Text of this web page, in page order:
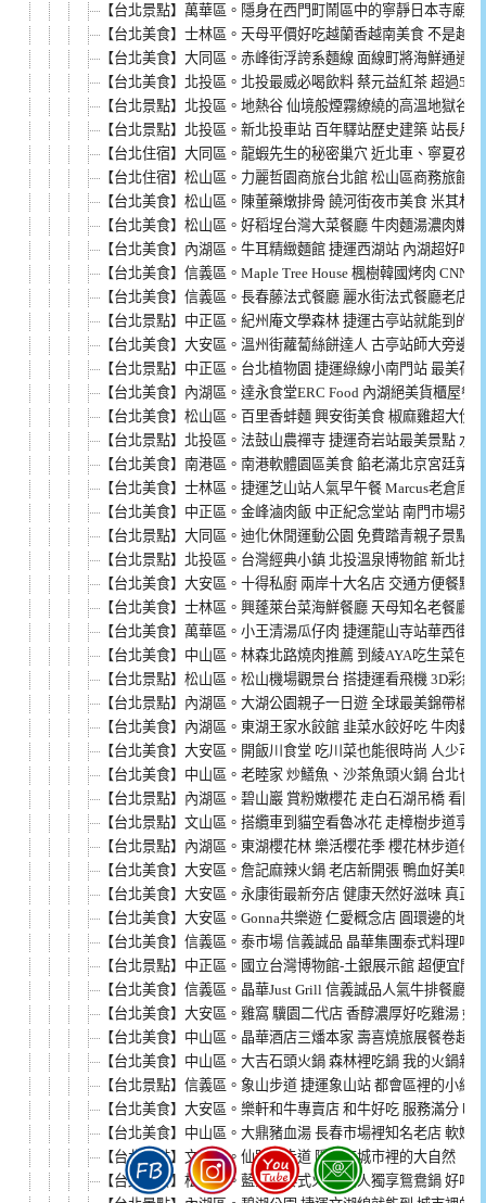
【台北景點】萬華區。隱身在西門町鬧區中的寧靜日本寺廟
【台北美食】士林區。天母平價好吃越蘭香越南美食 不是越
【台北美食】大同區。赤峰街浮誇系麵線 面線町將海鮮通通
【台北美食】北投區。北投最威必喝飲料 蔡元益紅茶 超過50
【台北景點】北投區。地熱谷 仙境般煙霧繚繞的高溫地獄谷
【台北景點】北投區。新北投車站 百年驛站歷史建築 站長月
【台北住宿】大同區。龍蝦先生的秘密巢穴 近北車、寧夏夜
【台北住宿】松山區。力麗哲園商旅台北館 松山區商務旅館
【台北美食】松山區。陳董藥燉排骨 饒河街夜市美食 米其林
【台北美食】松山區。好稻埕台灣大菜餐廳 牛肉麵湯濃肉嫩
【台北美食】內湖區。牛耳精緻麵館 捷運西湖站 內湖超好吃
【台北美食】信義區。Maple Tree House 楓樹韓國烤肉
【台北美食】信義區。長春藤法式餐廳 麗水街法式餐廳老店
【台北景點】中正區。紀州庵文學森林 捷運古亭站就能到的
【台北美食】大安區。溫州街蘿蔔絲餅達人 古亭站師大旁邊
【台北景點】中正區。台北植物園 捷運綠線小南門站 最美荷
【台北美食】內湖區。達永食堂ERC Food 內湖絕美貨櫃屋餐
【台北美食】松山區。百里香蚌麵 興安街美食 椒麻雞超大份
【台北景點】北投區。法鼓山農禪寺 捷運奇岩站最美景點 水
【台北美食】南港區。南港軟體園區美食 餡老滿北京宮廷菜
【台北美食】士林區。捷運芝山站人氣早午餐 Marcus老倉庫
【台北美食】中正區。金峰滷肉飯 中正紀念堂站 南門市場旁
【台北景點】大同區。迪化休閒運動公園 免費踏青親子景點
【台北景點】北投區。台灣經典小鎮 北投溫泉博物館 新北投
【台北美食】大安區。十得私廚 兩岸十大名店 交通方便餐點
【台北美食】士林區。興蓬萊台菜海鮮餐廳 天母知名老餐廳
【台北美食】萬華區。小王清湯瓜仔肉 捷運龍山寺站華西街
【台北美食】中山區。林森北路燒肉推薦 到綾AYA吃生菜包
【台北景點】松山區。松山機場觀景台 搭捷運看飛機 3D彩繪
【台北景點】內湖區。大湖公園親子一日遊 全球最美錦帶橋
【台北美食】內湖區。東湖王家水餃館 韭菜水餃好吃 牛肉
【台北美食】大安區。開飯川食堂 吃川菜也能很時尚 人少可
【台北美食】中山區。老睦家 炒鱔魚、沙茶魚頭火鍋 台北也
【台北景點】內湖區。碧山巖 賞粉嫩櫻花 走白石湖吊橋 看同
【台北景點】文山區。搭纜車到貓空看魯冰花 走樟樹步道享
【台北景點】內湖區。東湖櫻花林 樂活櫻花季 櫻花林步道任
【台北美食】大安區。詹記麻辣火鍋 老店新開張 鴨血好美味
【台北美食】大安區。永康街最新夯店 健康天然好滋味 真
【台北美食】大安區。Gonna共樂遊 仁愛概念店 圓環邊的地
【台北美食】信義區。泰市場 信義誠品 晶華集團泰式料理吃
【台北景點】中正區。國立台灣博物館-土銀展示館 超便宜門
【台北美食】信義區。晶華Just Grill 信義誠品人氣牛排餐廳
【台北美食】大安區。雞窩 驥園二代店 香醇濃厚好吃雞湯 姐
【台北美食】中山區。晶華酒店三燔本家 壽喜燒旅展餐卷超
【台北美食】中山區。大吉石頭火鍋 森林裡吃鍋 我的火鍋新
【台北景點】信義區。象山步道 捷運象山站 都會區裡的小綠境
【台北美食】大安區。樂軒和牛專賣店 和牛好吃 服務滿分 吃
【台北美食】中山區。大鼎豬血湯 長春市場裡知名老店 軟嫩
【台北景點】文山區。仙跡岩步道 隱藏在城市裡的大自然
【台北美食】松山區。藍象廷泰式火鍋 個人獨享鴛鴦鍋 好吃